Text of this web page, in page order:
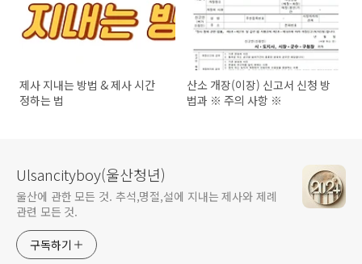
제사 지내는 방법 & 제사 시간
정하는 법
산소 개장(이장) 신고서 신청 방
법과 ※ 주의 사항 ※
Ulsancityboy(울산청년)
울산에 관한 모든 것. 추석,명절,설에 지내는 제사와 제례
관련 모든 것.
구독하기